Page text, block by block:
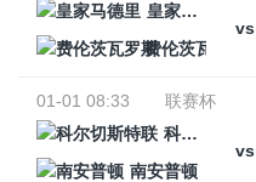
皇家马德里
vs
费伦茨瓦罗斯
01-01 08:33
联赛杯
科尔切斯特联
vs
南安普顿